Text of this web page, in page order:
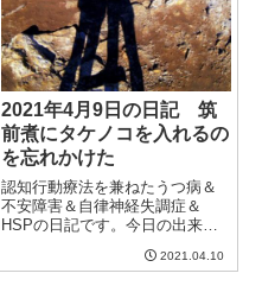
2021年4月9日の日記 筑
前煮にタケノコを入れるの
を忘れかけた
認知行動療法を兼ねたうつ病＆
不安障害＆自律神経失調症＆
HSPの日記です。今日の出来事
ほど上がらないが、気持ちよく
2021.04.10